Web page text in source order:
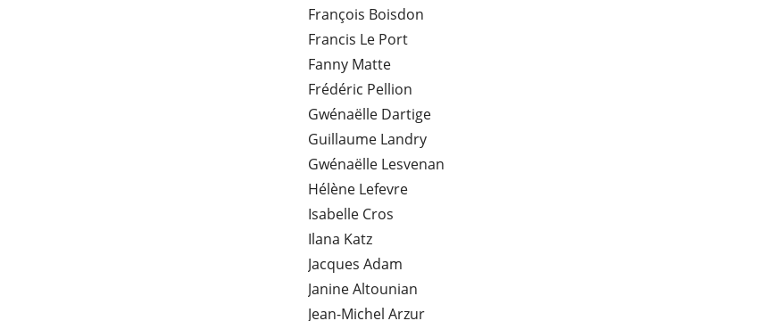
François Boisdon
Francis Le Port
Fanny Matte
Frédéric Pellion
Gwénaëlle Dartige
Guillaume Landry
Gwénaëlle Lesvenan
Hélène Lefevre
Isabelle Cros
Ilana Katz
Jacques Adam
Janine Altounian
Jean-Michel Arzur